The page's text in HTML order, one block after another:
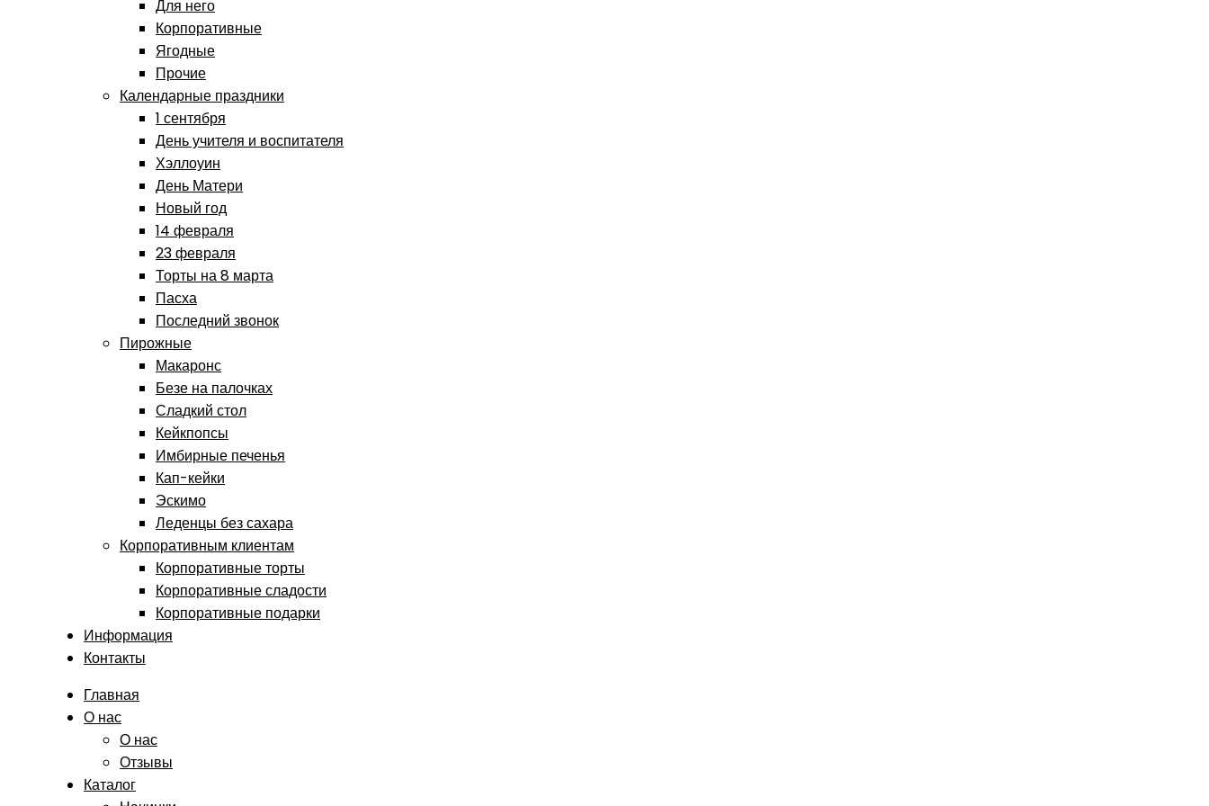
Для него
Корпоративные
Ягодные
Прочие
Календарные праздники
1 сентября
День учителя и воспитателя
Хэллоуин
День Матери
Новый год
14 февраля
23 февраля
Торты на 8 марта
Пасха
Последний звонок
Пирожные
Макаронс
Безе на палочках
Сладкий стол
Кейкпопсы
Имбирные печенья
Кап-кейки
Эскимо
Леденцы без сахара
Корпоративным клиентам
Корпоративные торты
Корпоративные сладости
Корпоративные подарки
Информация
Контакты
Главная
О нас
О нас
Отзывы
Каталог